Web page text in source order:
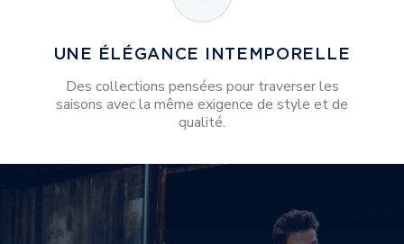
UNE ÉLÉGANCE INTEMPORELLE
Des collections pensées pour traverser les
saisons avec la même exigence de style et de
qualité.